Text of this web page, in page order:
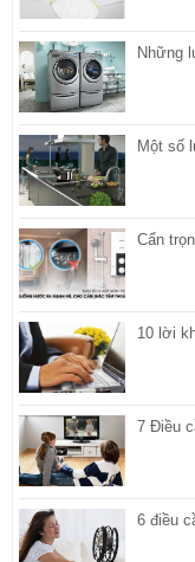
Những
Một số
Cẩn
10 lời
7 Điều
6 điều